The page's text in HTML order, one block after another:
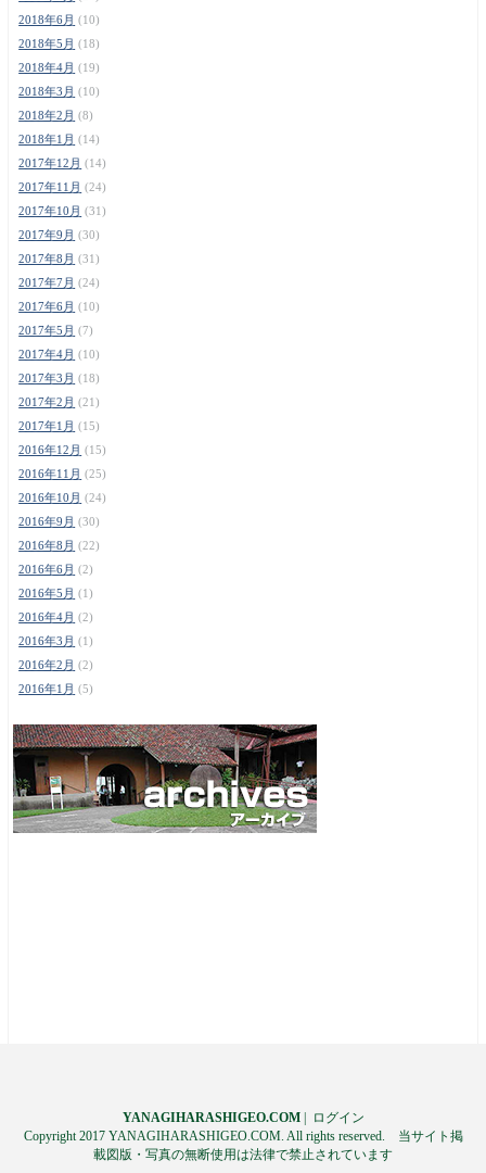
2018年6月 (10)
2018年5月 (18)
2018年4月 (19)
2018年3月 (10)
2018年2月 (8)
2018年1月 (14)
2017年12月 (14)
2017年11月 (24)
2017年10月 (31)
2017年9月 (30)
2017年8月 (31)
2017年7月 (24)
2017年6月 (10)
2017年5月 (7)
2017年4月 (10)
2017年3月 (18)
2017年2月 (21)
2017年1月 (15)
2016年12月 (15)
2016年11月 (25)
2016年10月 (24)
2016年9月 (30)
2016年8月 (22)
2016年6月 (2)
2016年5月 (1)
2016年4月 (2)
2016年3月 (1)
2016年2月 (2)
2016年1月 (5)
YANAGIHARASHIGEO.COM|
ログイン
Copyright 2017 YANAGIHARASHIGEO.COM. All rights reserved. 当サイト掲
載図版・写真の無断使用は法律で禁止されています